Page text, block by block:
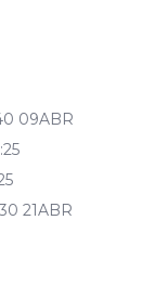
09ABR
21ABR